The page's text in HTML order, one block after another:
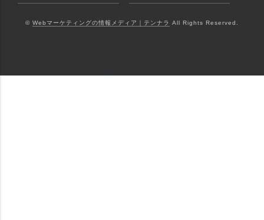
© Webマーケティングの情報メディア｜テンナラ All Rights Reserved.